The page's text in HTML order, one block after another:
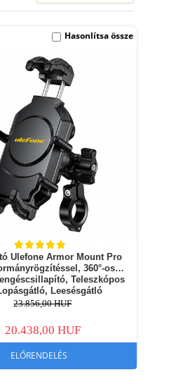
Ulefone Armor Mount Pro
360°-os
Teleszkópos
Leesésgátló
23.856,00 HUF
20.438,00 HUF
ELŐRENDELÉS
Hasonlítsa össze